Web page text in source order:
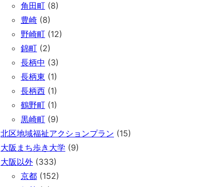
角田町 (8)
豊崎 (8)
野崎町 (12)
錦町 (2)
長柄中 (3)
長柄東 (1)
長柄西 (1)
鶴野町 (1)
黒崎町 (9)
北区地域福祉アクションプラン (15)
大阪まち歩き大学 (9)
大阪以外 (333)
京都 (152)